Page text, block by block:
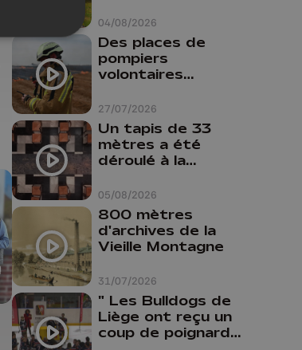
04/08/2026
comme prof que
comme
pharmacienne"
27/07/2026
Des places de
pompiers
volontaires
province de Liège :
"Un citoyen qui
n'est formé ne
peut pas nous
aider"
05/08/2026
Un tapis de 33
mètres a été
déroulé à la
Liège
31/07/2026
800 mètres
d'archives de la
Vieille Montagne
" Les Bulldogs de
Liège ont reçu un
coup de poignard